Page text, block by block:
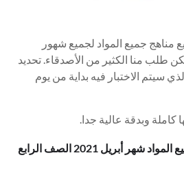
مناهج جميع المواد لجميع شهور
طلب منا الكثير من الأصدقاء. تحديد
أبريل 2021 . والذي سيتم الاختبار فيه بداية من يوم
وبدقة عالية جدا.
توزيع منهج أو مقررات جميع المواد شهر أبريل 2021 الصف الرابع